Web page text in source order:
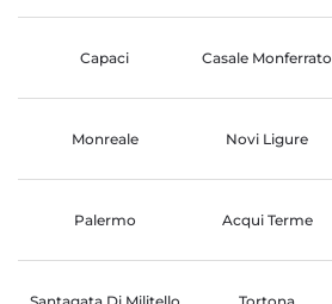
Capaci Casale Monferrato
Monreale Novi Ligure
Palermo Acqui Terme